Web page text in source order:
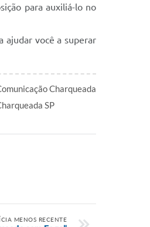
para auxiliá-lo no
ajudar você a superar
Charqueada
SP
MENOS RECENTE